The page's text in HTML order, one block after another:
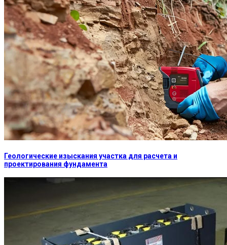
Геологические изыскания участка для расчета и
проектирования фундамента